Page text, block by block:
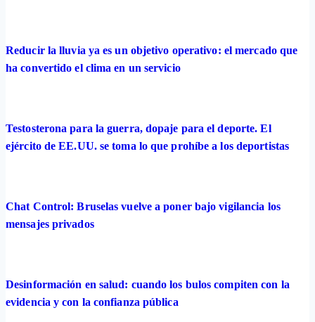
Reducir la lluvia ya es un objetivo operativo: el mercado que
ha convertido el clima en un servicio
Testosterona para la guerra, dopaje para el deporte. El
ejército de EE.UU. se toma lo que prohíbe a los deportistas
Chat Control: Bruselas vuelve a poner bajo vigilancia los
mensajes privados
Desinformación en salud: cuando los bulos compiten con la
evidencia y con la confianza pública